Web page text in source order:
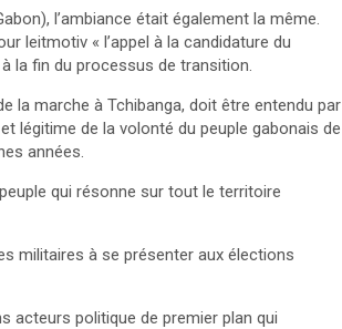
l’ambiance était également la même.
leitmotiv « l’appel à la candidature du
la fin du processus de transition.
la marche à Tchibanga, doit être entendu par
légitime de la volonté du peuple gabonais de
années.
qui résonne sur tout le territoire
militaires à se présenter aux élections
acteurs politique de premier plan qui